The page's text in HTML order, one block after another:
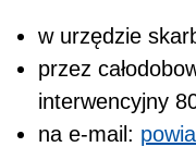
w urzędzie
przez
interwencyjny
na e-mail: